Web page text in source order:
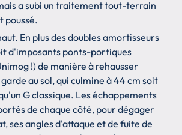
a subi un traitement tout-terrain
poussé.
En plus des doubles amortisseurs
d'imposants ponts-portiques
!) de manière à rehausser
au sol, qui culmine à 44 cm soit
G classique. Les échappements
de chaque côté, pour dégager
ses angles d'attaque et de fuite de